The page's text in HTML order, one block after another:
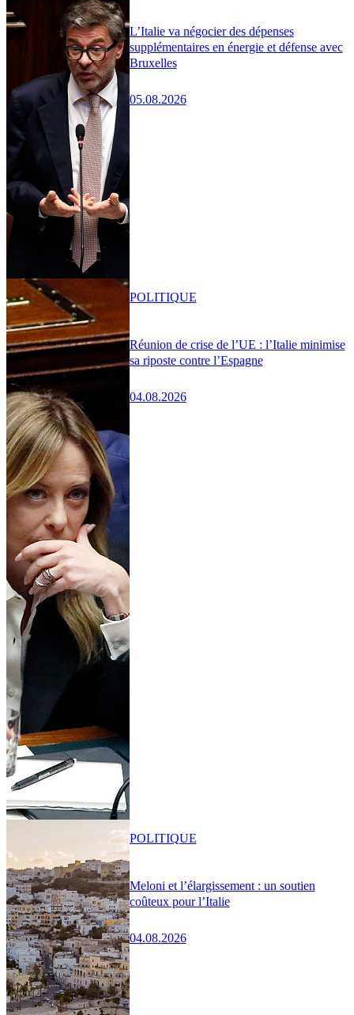
L’Italie va négocier des dépenses
supplémentaires en énergie et défense avec
Bruxelles
05.08.2026
Réunion de crise de l’UE : l’Italie minimise
sa riposte contre l’Espagne
04.08.2026
POLITIQUE
Meloni et l’élargissement : un soutien
coûteux pour l’Italie
04.08.2026
POLITIQUE